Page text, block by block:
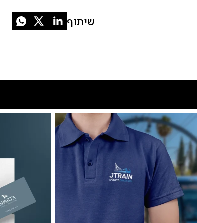
שיתוף